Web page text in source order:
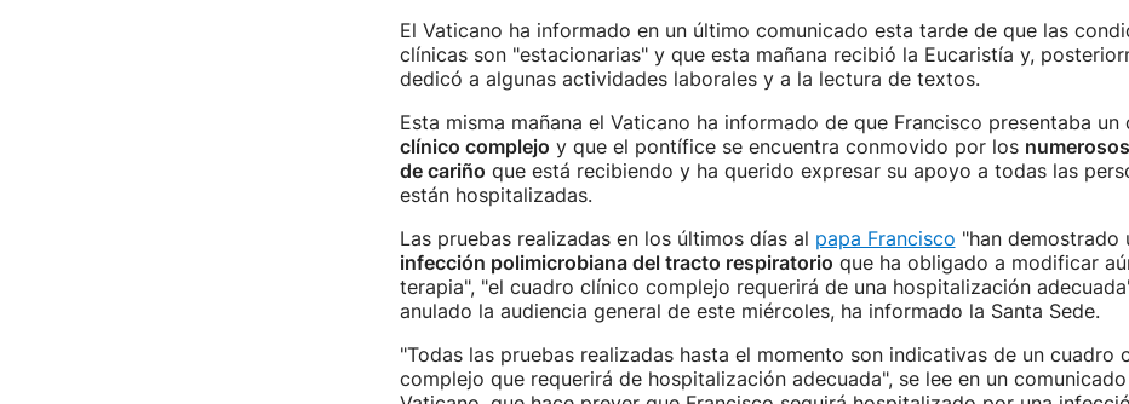
El Vaticano ha informado en un último comunicado esta tarde de que las
clínicas son "estacionarias" y que esta mañana recibió la Eucaristía y,
dedicó a algunas actividades laborales y a la lectura de textos.
Esta misma mañana el Vaticano ha informado de que Francisco presentaba un
clínico complejo y que el pontífice se encuentra conmovido por los
de cariño que está recibiendo y ha querido expresar su apoyo a todas las
están hospitalizadas.
Las pruebas realizadas en los últimos días al papa Francisco "han demostrado
infección polimicrobiana del tracto respiratorio que ha obligado a modificar
terapia", "el cuadro clínico complejo requerirá de una hospitalización
anulado la audiencia general de este miércoles, ha informado la Santa Sede.
"Todas las pruebas realizadas hasta el momento son indicativas de un cuadro
complejo que requerirá de hospitalización adecuada", se lee en un